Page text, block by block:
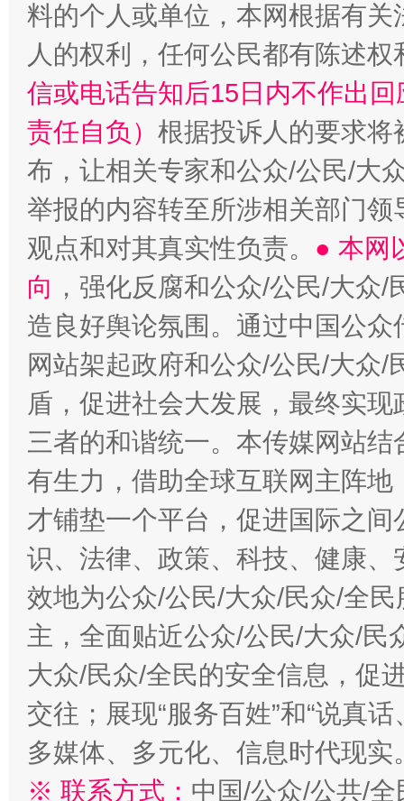
“蜀中异人”王建安的艺术幻境
料的个人或单位，本网根据有
人的权利，任何公民都有陈述
信或电话告知后15日内不作出
责任自负） 根据投诉人的要求将
布，让相关专家和公众/公民/大
举报的内容转至所涉相关部门
观点和对其真实性负责。 ● 本网
向 ，强化反腐和公众/公民/大众
造良好舆论氛围。通过中国公
网站架起政府和公众/公民/大众
盾，促进社会大发展，最终实
三者的和谐统一。本传媒网站
有生力，借助全球互联网主阵
才铺垫一个平台，促进国际之
识、法律、政策、科技、健康
效地为公众/公民/大众/民众/全
主，全面贴近公众/公民/大众/民
大众/民众/全民的安全信息，促
交往；展现“服务百姓”和“说真
多媒体、多元化、信息时代现实
※ 联系方式： 中国/公众/公共/